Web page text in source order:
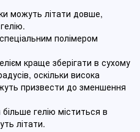
можуть літати довше,
полімером
краще зберігати в сухому
оскільки висока
призвести до зменшення
гелію міститься в
літати.